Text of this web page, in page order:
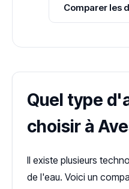
Comparer les
Quel type
choisir à
Il existe plusieurs
de l'eau. Voici un